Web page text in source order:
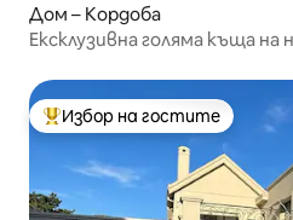
Дом – Кордоба
Ексклузивна голяма къща на
Най-популярен избор на
Избор на гостите